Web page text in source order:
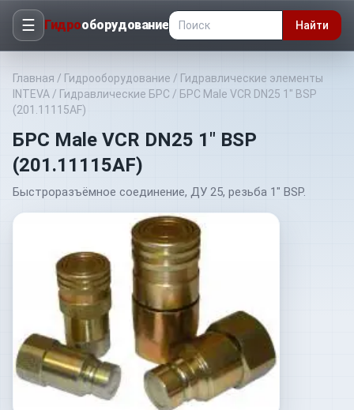
☰ Гидрооборудование Найти
Главная / Гидрооборудование / Гидравлические элементы
INTEVA / Гидравлические БРС / БРС Male VCR DN25 1" BSP
(201.11115AF)
БРС Male VCR DN25 1" BSP
(201.11115AF)
Быстроразъёмное соединение, ДУ 25, резьба 1" BSP.